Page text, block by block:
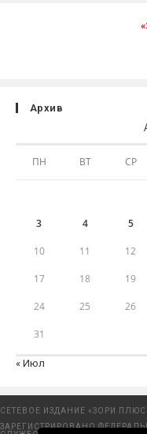
Архив
ПН ВТ СР
3 4 5
10 11 12
17 18 19
24 25 26
31
« Июл
СЕТЕВОЕ ИЗДАНИЕ «ЗОРИ
ЗАРЕГИСТРИРОВАНО